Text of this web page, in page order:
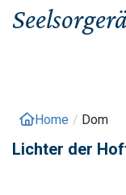
Home / Dom
Lichter der